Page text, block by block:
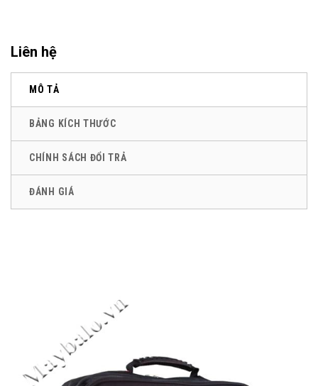
Liên hệ
MÔ TẢ
BẢNG KÍCH THƯỚC
CHÍNH SÁCH ĐỔI TRẢ
ĐÁNH GIÁ